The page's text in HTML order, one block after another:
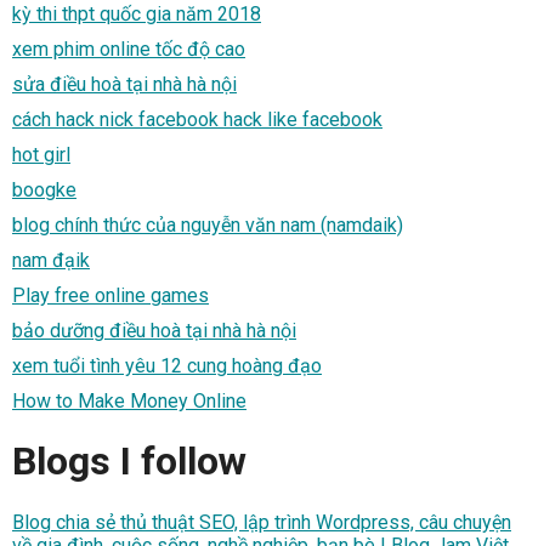
kỳ thi thpt quốc gia năm 2018
xem phim online tốc độ cao
sửa điều hoà tại nhà hà nội
cách hack nick facebook hack like facebook
hot girl
boogke
blog chính thức của nguyễn văn nam (namdaik)
nam đạik
Play free online games
bảo dưỡng điều hoà tại nhà hà nội
xem tuổi tình yêu 12 cung hoàng đạo
How to Make Money Online
Blogs I follow
Blog chia sẻ thủ thuật SEO, lập trình Wordpress, câu chuyện